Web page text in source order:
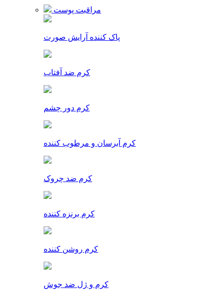
مراقبت پوست
پاک کننده آرایش صورت
کرم ضد آفتاب
کرم دور چشم
کرم آبرسان و مرطوب کننده
کرم ضد چروک
کرم برنزه کننده
کرم روشن کننده
کرم و ژل ضد جوش